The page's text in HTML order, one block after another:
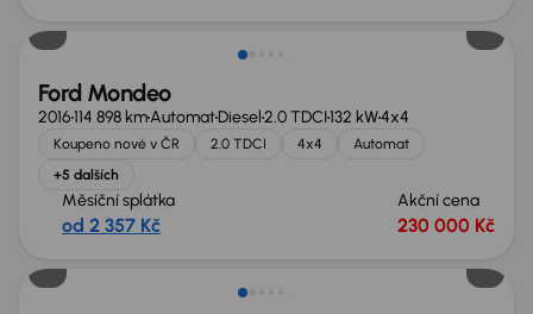
Ford Mondeo
2016114 898 kmAutomatDiesel2.0 TDCI132 kW4x4
Koupeno nové v ČR 2.0 TDCI 4x4
Automat
+5 dalších
Měsíční splátka
od 2 357 Kč
Akční cena
230 000 Kč